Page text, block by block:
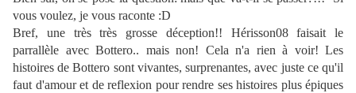
vous voulez, je vous raconte :D
Bref, une très très grosse déception!! Hérisson08 faisait le
parrallèle avec Bottero.. mais non! Cela n'a rien à voir! Les
histoires de Bottero sont vivantes, surprenantes, avec juste ce qu'il
faut d'amour et de reflexion pour rendre ses histoires plus épiques